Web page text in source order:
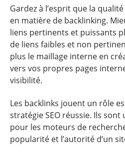
Gardez à l’esprit que la
en matière de backlinking.
liens pertinents et puissants
de liens faibles et non
plus le maillage interne en
vers vos propres pages
visibilité.
Les backlinks jouent un rôle
stratégie SEO réussie. Ils
pour les moteurs de
popularité et l’autorité d’un